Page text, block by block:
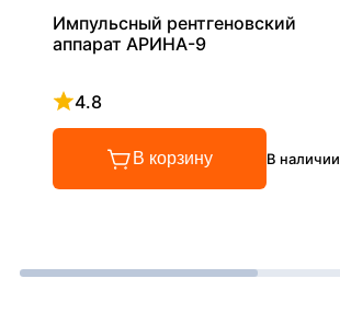
Импульсный рентгеновский
аппарат АРИНА-9
4.8
Рейтинг 4.8 из 5
В корзину В наличии